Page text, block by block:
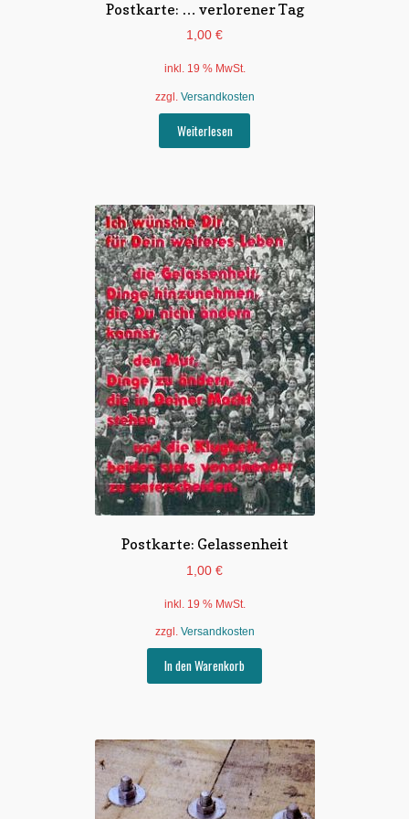
Postkarte: … verlorener Tag
1,00 €
inkl. 19 % MwSt.
zzgl. Versandkosten
Weiterlesen
Postkarte: Gelassenheit
1,00 €
inkl. 19 % MwSt.
zzgl. Versandkosten
In den Warenkorb